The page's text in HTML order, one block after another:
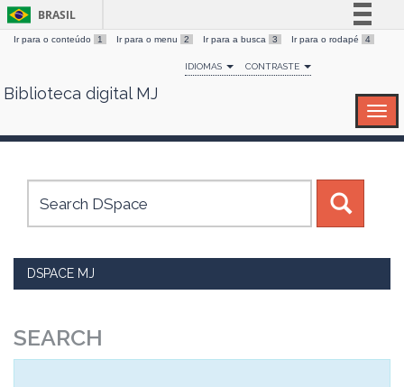
Skip
BRASIL
Simplifique!
Comunica BR
Canais
Ir para o conteúdo 1 Ir para o menu 2 Ir para a busca 3 Ir para o rodapé 4
IDIOMAS CONTRASTE
Biblioteca digital MJ
DSPACE MJ
SEARCH